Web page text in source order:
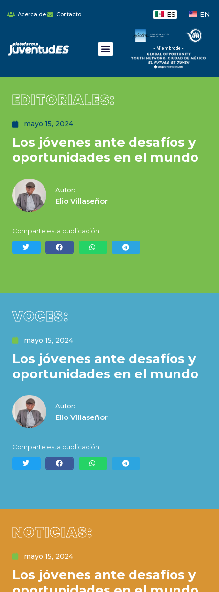
Acerca de Contacto ES EN
- Miembro de -
EDITORIALES:
mayo 15, 2024
Los jóvenes ante desafíos y
oportunidades en el mundo
Autor:
Elio Villaseñor
Comparte esta publicación:
VOCES:
mayo 15, 2024
Los jóvenes ante desafíos y
oportunidades en el mundo
Autor:
Elio Villaseñor
Comparte esta publicación:
NOTICIAS:
mayo 15, 2024
Los jóvenes ante desafíos y